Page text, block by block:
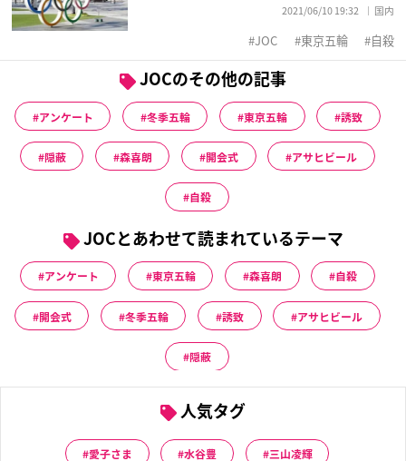
2021/06/10 19:32 国内
JOC 東京五輪 自殺
JOCのその他の記事
アンケート 冬季五輪 東京五輪 誘致
隠蔽 森喜朗 開会式 アサヒビール
自殺
JOCとあわせて読まれているテーマ
アンケート 東京五輪 森喜朗 自殺
開会式 冬季五輪 誘致 アサヒビール
隠蔽
人気タグ
愛子さま 水谷豊 三山凌輝